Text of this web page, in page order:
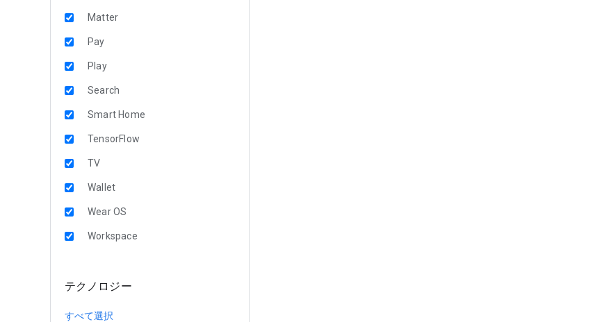
Matter
Pay
Play
Search
Smart Home
TensorFlow
TV
Wallet
Wear OS
Workspace
テクノロジー
すべて選択